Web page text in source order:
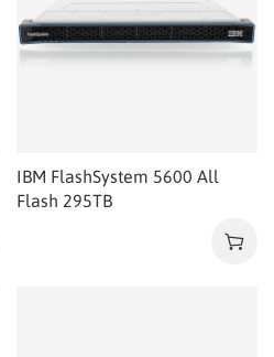
IBM FlashSystem 5600 All
Flash 295TB